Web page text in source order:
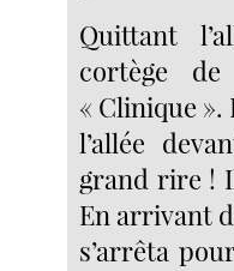
Quittant
cortège
« Clinique
l’allée
grand rire !
En arrivant
s’arrêta